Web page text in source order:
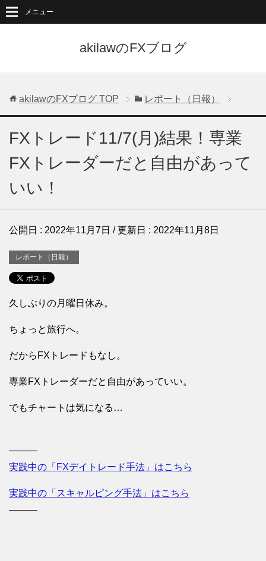
akilawのFXブログ
メニュー
akilawのFXブログ TOP レポート（日報）
FXトレード11/7(月)結果！専業
FXトレーダーだと自由があって
いい！
公開日 : 2022年11月7日 / 更新日 : 2022年11月8日
レポート（日報）
久しぶりの月曜日休み。
ちょっと旅行へ。
だからFXトレードもなし。
専業FXトレーダーだと自由があっていい。
でもチャートは気になる…
———
実践中の「FXデイトレード手法」はこちら
実践中の「スキャルピング手法」はこちら
———